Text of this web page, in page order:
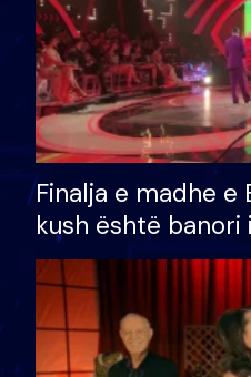
Finalja e madhe e
kush është banori
shtëpinë dhe
të fituar çmimin e